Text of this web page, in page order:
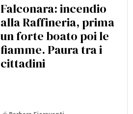
Falconara: incendio
alla Raffineria, prima
un forte boato poi le
fiamme. Paura tra i
cittadini